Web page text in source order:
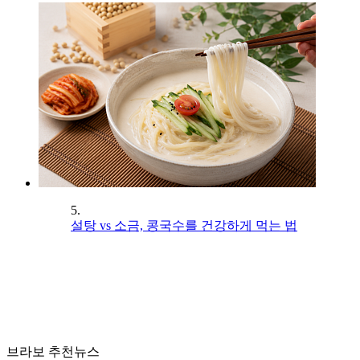
5.
설탕 vs 소금, 콩국수를 건강하게 먹는 법
브라보 추천뉴스